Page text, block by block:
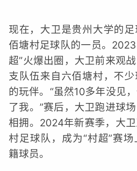
现在，大卫是贵州大学的
佰塘村足球队的一员。
超”火爆出圈，大卫前来观
支队伍来自六佰塘村，不
的玩伴。“虽然10多年没见
了我。”赛后，大卫跑进球
相拥。2024年新赛季，大
村足球队，成为“村超”赛
籍球员。